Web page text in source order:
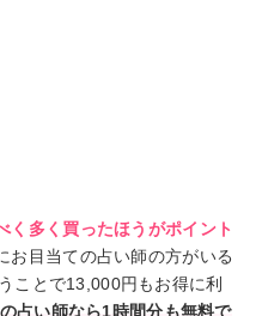
く多く買ったほうがポイント
お目当ての占い師の方がいる
ことで13,000円もお得に利
占い師なら1時間分も無料で